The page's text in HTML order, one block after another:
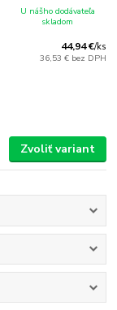
44,94 €/ks
36,53 € bez DPH
U nášho dodávateľa
skladom
Zvoliť variant